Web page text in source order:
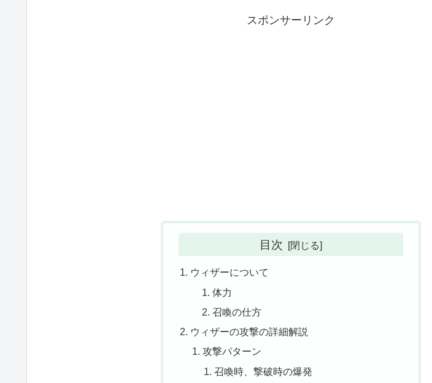
スポンサーリンク
目次
ウィザーについて
体力
召喚の仕方
ウィザーの攻撃の詳細解説
攻撃パターン
召喚時、撃破時の爆発